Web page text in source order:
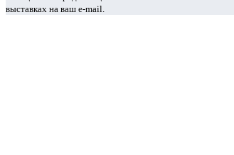
выставках на ваш e-mail.